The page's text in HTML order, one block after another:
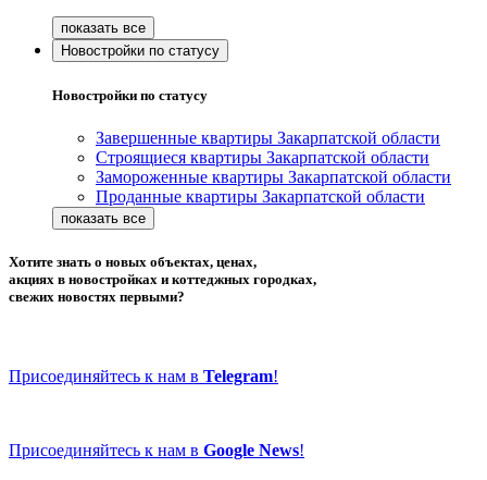
Новостройки по статусу
Новостройки по статусу
Завершенные квартиры Закарпатской области
Строящиеся квартиры Закарпатской области
Замороженные квартиры Закарпатской области
Проданные квартиры Закарпатской области
Хотите знать о новых объектах, ценах,
акциях в новостройках и коттеджных городках,
свежих новостях первыми?
Присоединяйтесь к нам в Telegram!
Присоединяйтесь к нам в Google News!